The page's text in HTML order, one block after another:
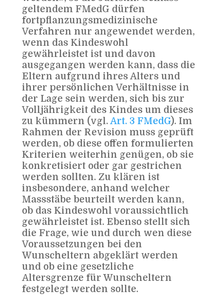
geltendem FMedG dürfen
fortpflanzungsmedizinische
Verfahren nur angewendet werden,
wenn das Kindeswohl
gewährleistet ist und davon
ausgegangen werden kann, dass die
Eltern aufgrund ihres Alters und
ihrer persönlichen Verhältnisse in
der Lage sein werden, sich bis zur
Volljährigkeit des Kindes um dieses
zu kümmern (vgl.Art. 3 FMedG). Im
Rahmen der Revision muss geprüft
werden, ob diese offen formulierten
Kriterien weiterhin genügen, ob sie
konkretisiert oder gar gestrichen
werden sollten. Zu klären ist
insbesondere, anhand welcher
Massstäbe beurteilt werden kann,
ob das Kindeswohl voraussichtlich
gewährleistet ist. Ebenso stellt sich
die Frage, wie und durch wen diese
Voraussetzungen bei den
Wunscheltern abgeklärt werden
und ob eine gesetzliche
Altersgrenze für Wunscheltern
festgelegt werden sollte.